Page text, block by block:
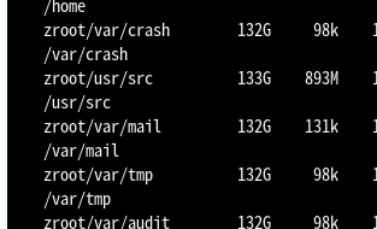
zroot/var/crash        132G     98k
/var/crash
zroot/usr/src          133G    893M
/usr/src
zroot/var/mail         132G    131k
/var/mail
zroot/var/tmp          132G     98k
/var/tmp
zroot/var/audit        132G     98k